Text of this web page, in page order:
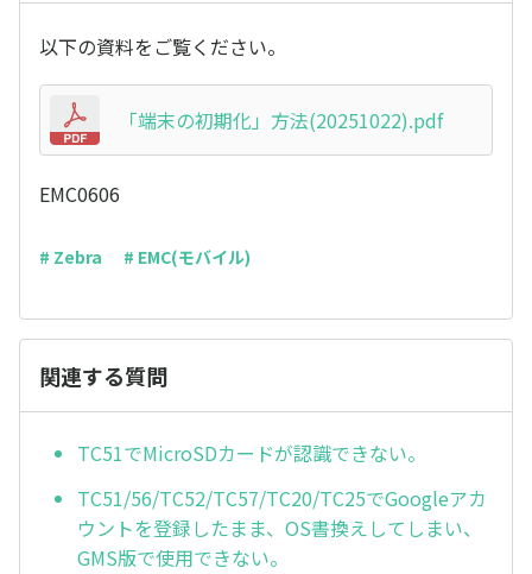
以下の資料をご覧ください。
「端末の初期化」方法(20251022).pdf
EMC0606
# Zebra # EMC(モバイル)
関連する質問
TC51でMicroSDカードが認識できない。
TC51/56/TC52/TC57/TC20/TC25でGoogleアカ
ウントを登録したまま、OS書換えしてしまい、
GMS版で使用できない。